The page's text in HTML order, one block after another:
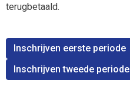
terugbetaald.
Inschrijven eerste periode
Inschrijven tweede periode